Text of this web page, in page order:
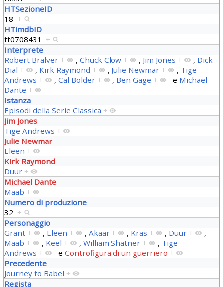
HTSezioneID
18 +
HTimdbID
tt0708431 +
Interprete
Robert Bralver + , Chuck Clow + , Jim Jones + , Dick
Dial + , Kirk Raymond + , Julie Newmar + , Tige
Andrews + , Cal Bolder + , Ben Gage + e Michael
Dante +
Istanza
Episodi della Serie Classica +
Jim Jones
Tige Andrews +
Julie Newmar
Eleen +
Kirk Raymond
Duur +
Michael Dante
Maab +
Numero di produzione
32 +
Personaggio
Grant + , Eleen + , Akaar + , Kras + , Duur +
,
Maab + , Keel + , William Shatner + , Tige
Andrews + e Controfigura di un guerriero +
Precedente
Journey to Babel +
Regista